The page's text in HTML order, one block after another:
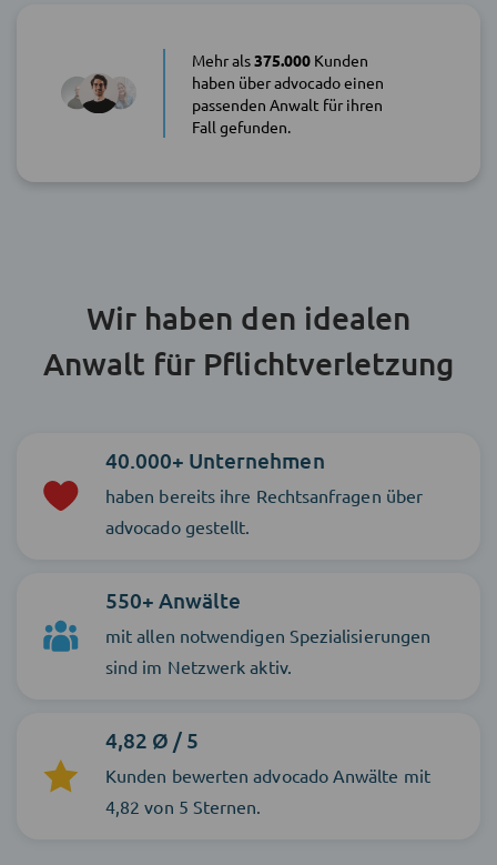
Mehr als375.000Kunden
haben über advocado einen
passenden Anwalt für ihren
Fall gefunden.
Wir haben den idealen
Anwalt für Pflichtverletzung
40.000+ Unternehmen
haben bereits ihre Rechtsanfragen über
advocado gestellt.
550+ Anwälte
mit allen notwendigen Spezialisierungen
sind im Netzwerk aktiv.
4,82 Ø / 5
Kunden bewerten advocado Anwälte mit
4,82 von 5 Sternen.